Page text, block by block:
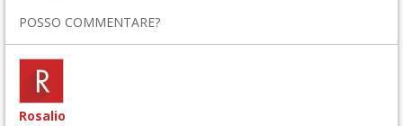
POSSO COMMENTARE?
Rosalio